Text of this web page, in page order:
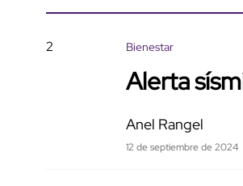
2 Bienestar
Alerta
Anel Rangel
12 de septiembre de 2024